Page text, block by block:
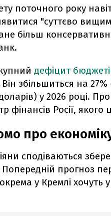
поточного року
"суттєво
більш
дефіцит
збільшиться на
у 2026 році.
фінансів Росії,
про економіку
сподіваються
Попередній прогноз
у Кремлі хочуть